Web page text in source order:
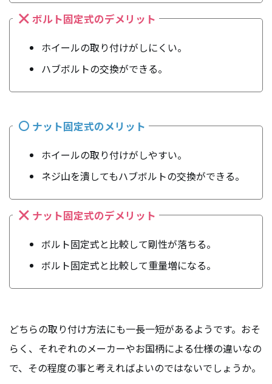
ボルト固定式のデメリット
ホイールの取り付けがしにくい。
ハブボルトの交換ができる。
ナット固定式のメリット
ホイールの取り付けがしやすい。
ネジ山を潰してもハブボルトの交換ができる。
ナット固定式のデメリット
ボルト固定式と比較して剛性が落ちる。
ボルト固定式と比較して重量増になる。
どちらの取り付け方法にも一長一短があるようです。おそ
らく、それぞれのメーカーやお国柄による仕様の違いなの
で、その程度の事と考えればよいのではないでしょうか。